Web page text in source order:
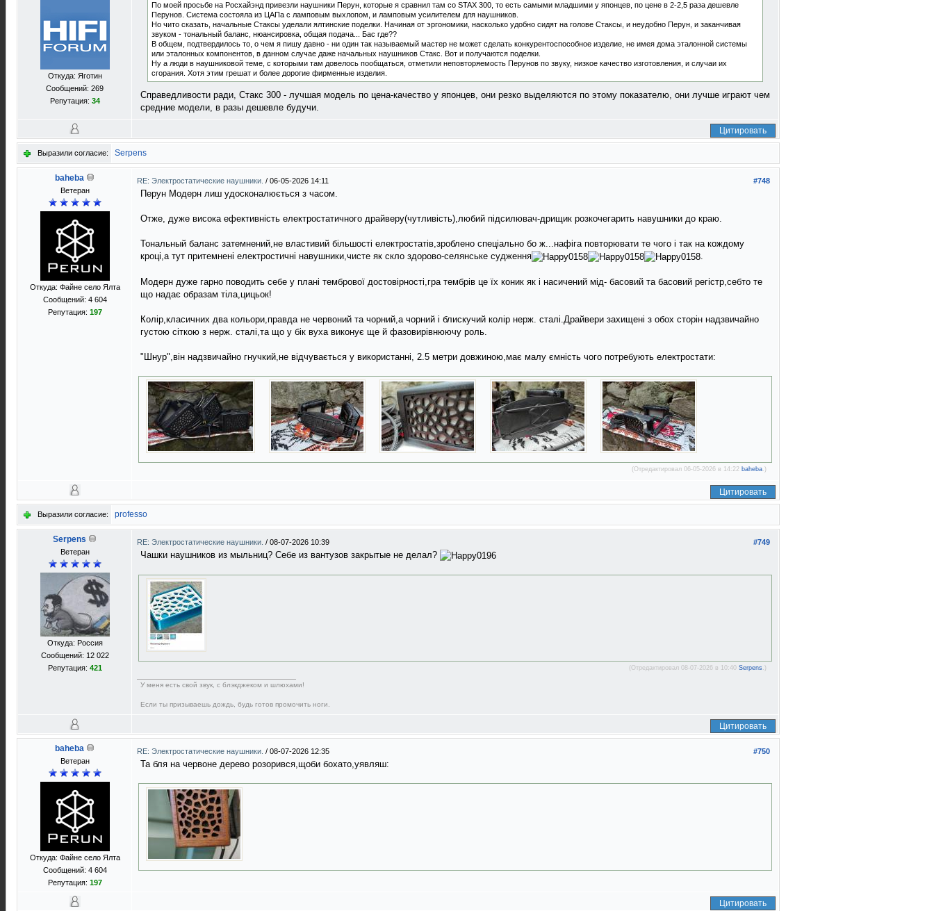
Откуда: Яготин
Сообщений: 269
Репутация: 34
По моей просьбе на Росхайэнд привезли наушники Перун, которые я сравнил там со STAX 300, то есть самыми младшими у японцев, по цене в 2-2,5 раза дешевле
Перунов. Система состояла из ЦАПа с ламповым выхлопом, и ламповым усилителем для наушников.
Но чито сказать, начальные Стаксы уделали ялтинские поделки. Начиная от эргономики, насколько удобно сидят на голове Стаксы, и неудобно Перун, и заканчивая
звуком - тональный баланс, нюансировка, общая подача... Бас где??
В общем, подтвердилось то, о чем я пишу давно - ни один так называемый мастер не может сделать конкурентоспособное изделие, не имея дома эталонной системы
или эталонных компонентов, в данном случае даже начальных наушников Стакс. Вот и получаются поделки.
Ну а люди в наушниковой теме, с которыми там довелось пообщаться, отметили неповторяемость Перунов по звуку, низкое качество изготовления, и случаи их
сгорания. Хотя этим грешат и более дорогие фирменные изделия.
Справедливости ради, Стакс 300 - лучшая модель по цена-качество у японцев, они резко выделяются по этому показателю, они лучше играют чем
средние модели, в разы дешевле будучи.
Цитировать
Выразили согласие: Serpens
baheba
Ветеран
Откуда: Файне село Ялта
Сообщений: 4 604
Репутация: 197
#748
RE: Электростатические наушники. / 06-05-2026 14:11
Перун Модерн лиш удосконалюється з часом.
Отже, дуже висока ефективнiсть електростатичного драйверу(чутливiсть),любий пiдсилювач-дрищик розкочегарить навушники до краю.
Тональный баланс затемнений,не властивий бiльшостi електростатiв,зроблено спецiально бо ж...нафiга повторювати те чого i так на кождому
кроцi,а тут притемненi електростичнi навушники,чисте як скло здорово-селянське судження
.
Модерн дуже гарно поводить себе у планi тембрової достовiрностi,гра тембрiв це їх коник як i насичений мiд- басовий та басовий регiстр,себто те
що надає образам тiла,цицьок!
Колiр,класичних два кольори,правда не червоний та чорний,а чорний i блискучий колiр нерж. сталi.Драйвери захищенi з обох сторiн надзвичайно
густою сiткою з нерж. сталi,та що у бiк вуха виконує ще й фазовирiвнюючу роль.
"Шнур",вiн надзвичайно гнучкий,не вiдчувається у використаннi, 2.5 метри довжиною,має малу ємнiсть чого потребують електростати:
(Отредактировал 06-05-2026 в 14:22 baheba.)
Цитировать
Выразили согласие: professo
Serpens
Ветеран
Откуда: Россия
Сообщений: 12 022
Репутация: 421
#749
RE: Электростатические наушники. / 08-07-2026 10:39
Чашки наушников из мыльниц? Себе из вантузов закрытые не делал?
(Отредактировал 08-07-2026 в 10:40 Serpens.)
У меня есть свой звук, с блэкджеком и шлюхами!
Если ты призываешь дождь, будь готов промочить ноги.
Цитировать
baheba
Ветеран
Откуда: Файне село Ялта
Сообщений: 4 604
Репутация: 197
#750
RE: Электростатические наушники. / 08-07-2026 12:35
Та бля на червоне дерево розорився,щоби бохато,уявляш:
Цитировать